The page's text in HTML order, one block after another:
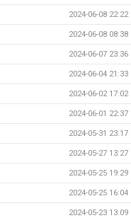
2024-06-08 22:22
2024-06-08 08:38
2024-06-07 23:36
2024-06-04 21:33
2024-06-02 17:02
2024-06-01 22:37
2024-05-31 23:17
2024-05-27 13:27
2024-05-25 19:29
2024-05-25 16:04
2024-05-23 13:09